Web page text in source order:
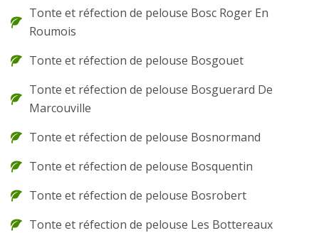
Tonte et réfection de pelouse Bosc Roger En
Roumois
Tonte et réfection de pelouse Bosgouet
Tonte et réfection de pelouse Bosguerard De
Marcouville
Tonte et réfection de pelouse Bosnormand
Tonte et réfection de pelouse Bosquentin
Tonte et réfection de pelouse Bosrobert
Tonte et réfection de pelouse Les Bottereaux